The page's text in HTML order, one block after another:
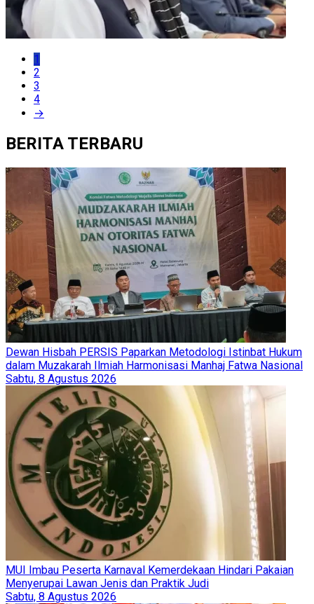
1
2
3
4
→
BERITA TERBARU
Dewan Hisbah PERSIS Paparkan Metodologi Istinbat Hukum
dalam Muzakarah Ilmiah Harmonisasi Manhaj Fatwa Nasional
Sabtu, 8 Agustus 2026
MUI Imbau Peserta Karnaval Kemerdekaan Hindari Pakaian
Menyerupai Lawan Jenis dan Praktik Judi
Sabtu, 8 Agustus 2026